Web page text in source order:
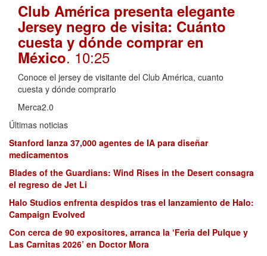
Club América presenta elegante
Jersey negro de visita: Cuánto
cuesta y dónde comprar en
México. 10:25
Conoce el jersey de visitante del Club América, cuanto
cuesta y dónde comprarlo
Merca2.0
Últimas noticias
Stanford lanza 37,000 agentes de IA para diseñar
medicamentos
Blades of the Guardians: Wind Rises in the Desert consagra
el regreso de Jet Li
Halo Studios enfrenta despidos tras el lanzamiento de Halo:
Campaign Evolved
Con cerca de 90 expositores, arranca la ‘Feria del Pulque y
Las Carnitas 2026’ en Doctor Mora